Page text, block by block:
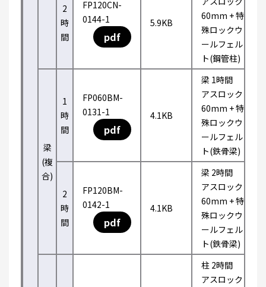
2
時
間
FP120CN-
0144-1
pdf
5.9KB
60mm + 特
殊ロックウ
ールフェル
ト(鋼管柱)
梁
(複
合)
1
時
間
FP060BM-
0131-1
pdf
4.1KB
梁 1時間
アスロック
60mm + 特
殊ロックウ
ールフェル
ト(鉄骨梁)
2
時
間
FP120BM-
0142-1
pdf
4.1KB
梁 2時間
アスロック
60mm + 特
殊ロックウ
ールフェル
ト(鉄骨梁)
柱 2時間
アスロック